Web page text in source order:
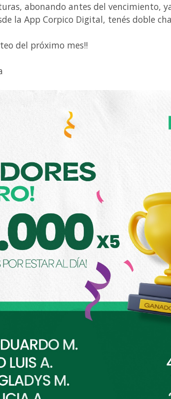
abonando antes del vencimiento,
la App Corpico Digital, tenés doble
del próximo mes!!